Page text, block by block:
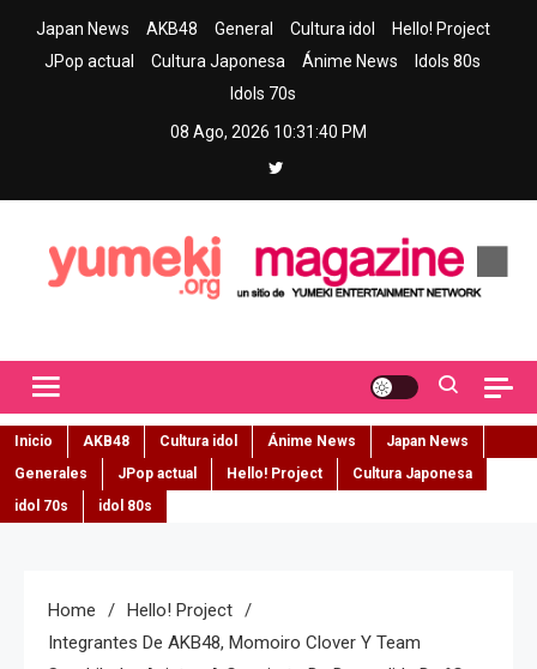
Japan News AKB48 General Cultura idol
Hello! Project
JPop actual
Cultura Japonesa Ánime News
Idols 80s
Idols 70s
08 Ago, 2026 10:31:41 PM
Inicio AKB48 Cultura idol Ánime News
Japan News
Generales
JPop actual Hello! Project
Cultura Japonesa
idol 70s
idol 80s
Home
Hello! Project
Integrantes De AKB48, Momoiro Clover Y Team